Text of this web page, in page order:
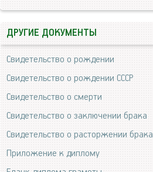
ДРУГИЕ ДОКУМЕНТЫ
Свидетельство о рождении
Свидетельство о рождении СССР
Свидетельство о смерти
Свидетельство о заключении брака
Свидетельство о расторжении брака
Приложение к диплому